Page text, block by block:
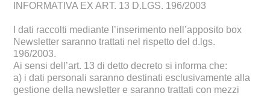
INFORMATIVA EX ART. 13 D.LGS. 196/2003
I dati raccolti mediante l’inserimento nell’apposito box
Newsletter saranno trattati nel rispetto del d.lgs.
196/2003.
Ai sensi dell’art. 13 di detto decreto si informa che:
a) i dati personali saranno destinati esclusivamente alla
gestione della newsletter e saranno trattati con mezzi